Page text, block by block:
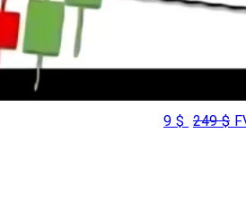
$
249
قیمت
$
9 قیمت